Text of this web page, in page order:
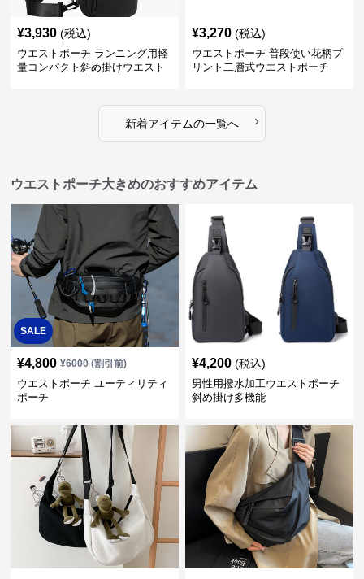
¥3,930 (税込)
ウエストポーチ ランニング用軽
量コンパクト斜め掛けウエスト
¥3,270 (税込)
ウエストポーチ 普段使い花柄プ
リント二層式ウエストポーチ
新着アイテムの一覧へ ›
ウエストポーチ大きめのおすすめアイテム
SALE
¥4,800 ¥6000(割引前)
ウエストポーチ ユーティリティ
ポーチ
¥4,200 (税込)
男性用撥水加工ウエストポーチ
斜め掛け多機能